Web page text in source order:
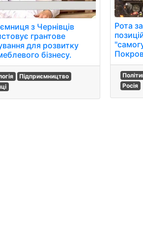
з Чернівців
грантове
для розвитку
бізнесу.
Підприємництво
Рота
Росія